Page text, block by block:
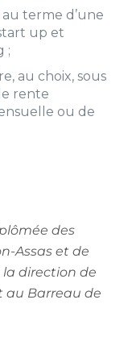
terme d’une
up et
;
au choix, sous
rente
ou de
des
Assas et de
la direction de
au Barreau de